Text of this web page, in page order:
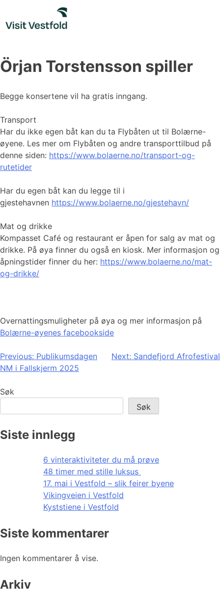
content
Örjan Torstensson spiller
Begge konsertene vil ha gratis inngang.
Transport
Har du ikke egen båt kan du ta Flybåten ut til Bolærne-
øyene. Les mer om Flybåten og andre transporttilbud på
denne siden: https://www.bolaerne.no/transport-og-
rutetider
Har du egen båt kan du legge til i
gjestehavnen https://www.bolaerne.no/gjestehavn/
Mat og drikke
Kompasset Café og restaurant er åpen for salg av mat og
drikke. På øya finner du også en kiosk. Mer informasjon og
åpningstider finner du her: https://www.bolaerne.no/mat-
og-drikke/
Overnattingsmuligheter på øya og mer informasjon på
Bolærne-øyenes facebookside
Innleggsnavigasjon
Previous: Publikumsdagen
NM i Fallskjerm 2025
Next: Sandefjord Afrofestival
Søk
Søk
Siste innlegg
6 vinteraktiviteter du må prøve
48 timer med stille luksus
17. mai i Vestfold – slik feirer byene
Vikingveien i Vestfold
Kyststiene i Vestfold
Siste kommentarer
Ingen kommentarer å vise.
Arkiv